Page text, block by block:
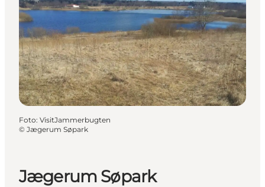
Erlebnisse
Unterkünfte
Reiseplanung
Jægerum Søpark
Foto: VisitJammerbugten
© Jægerum Søpark